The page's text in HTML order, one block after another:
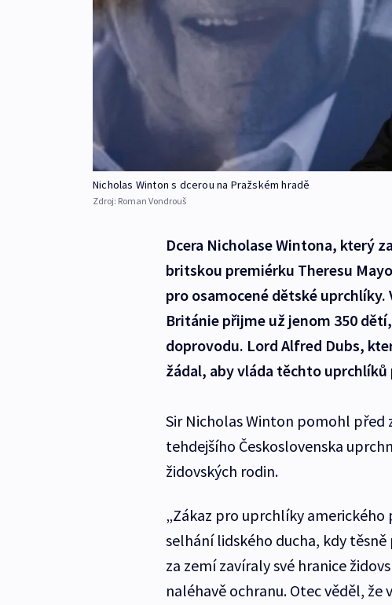
Nicholas Winton s dcerou na Pražském hradě
Zdroj: Roman Vondrouš
Dcera Nicholase Wintona, který
britskou premiérku Theresu
pro osamocené dětské
Británie přijme už jenom 350
doprovodu. Lord Alfred Dubs,
žádal, aby vláda těchto
Sir Nicholas Winton pomohl před
tehdejšího Československa
židovských rodin.
„Zákaz pro uprchlíky
selhání lidského ducha, kdy
za zemí zavíraly své hranice
naléhavě ochranu. Otec věděl,